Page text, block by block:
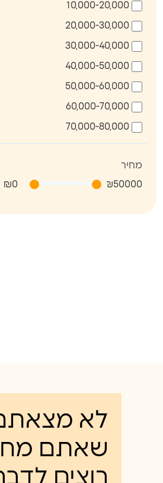
10,000-20,000
20,000-30,000
30,000-40,000
40,000-50,000
50,000-60,000
60,000-70,000
70,000-80,000
מחיר
לא
שאתם
רוצים